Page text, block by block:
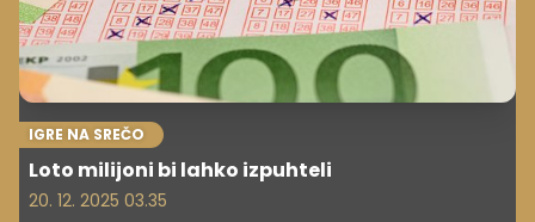
IGRE NA SREČO
Loto milijoni bi lahko izpuhteli
20. 12. 2025 03.35